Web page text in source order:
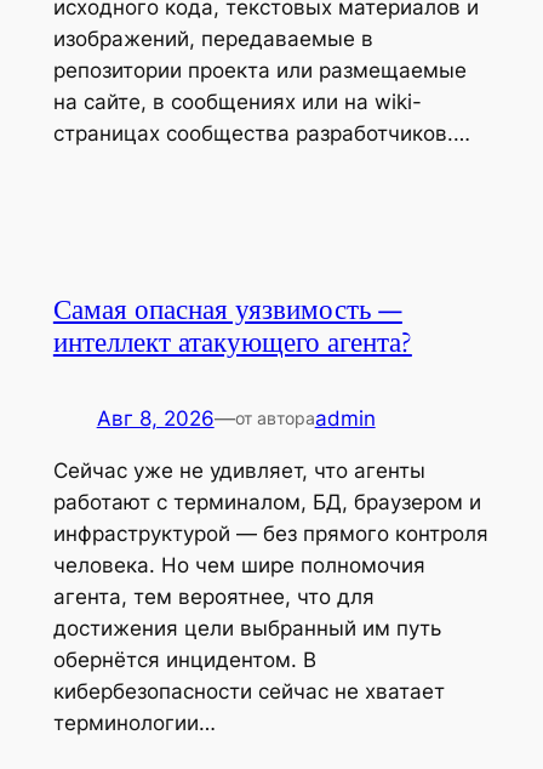
исходного кода, текстовых материалов и
изображений, передаваемые в
репозитории проекта или размещаемые
на сайте, в сообщениях или на wiki-
страницах сообщества разработчиков.…
Самая опасная уязвимость —
интеллект атакующего агента?
Авг 8, 2026—от автораadmin
Сейчас уже не удивляет, что агенты
работают с терминалом, БД, браузером и
инфраструктурой — без прямого контроля
человека. Но чем шире полномочия
агента, тем вероятнее, что для
достижения цели выбранный им путь
обернётся инцидентом. В
кибербезопасности сейчас не хватает
терминологии…